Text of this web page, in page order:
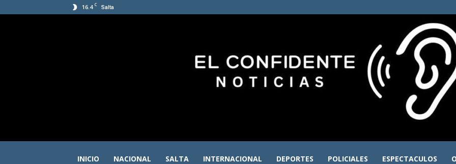
16.4 C Salta
INICIO NACIONAL SALTA INTERNACIONAL DEPORTES POLICIALES ESPECTACULOS